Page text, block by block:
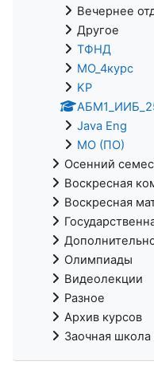
Вечернее
Другое
ТФНД
МО_4курс
KP
Java Eng
МО (ПО)
Осенний
Воскресная
Воскресная
Олимпиады
Видеолекции
Разное
Архив курсов
Заочная